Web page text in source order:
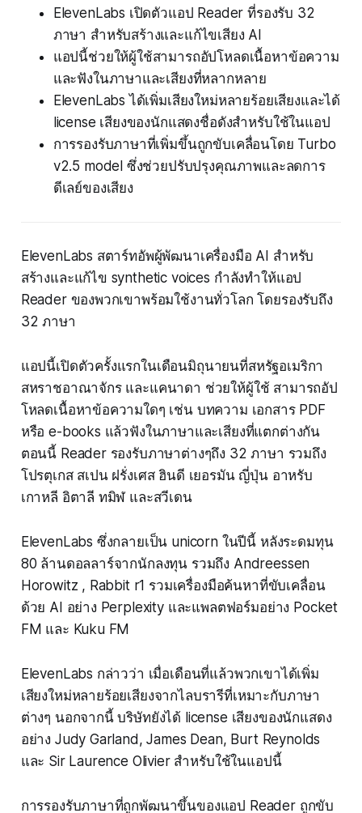
ElevenLabs เปิดตัวแอป Reader ที่รองรับ 32
ภาษา สำหรับสร้างและแก้ไขเสียง AI
แอปนี้ช่วยให้ผู้ใช้สามารถอัปโหลดเนื้อหาข้อความ
และฟังในภาษาและเสียงที่หลากหลาย
ElevenLabs ได้เพิ่มเสียงใหม่หลายร้อยเสียงและได้
license เสียงของนักแสดงชื่อดังสำหรับใช้ในแอป
การรองรับภาษาที่เพิ่มขึ้นถูกขับเคลื่อนโดย Turbo
v2.5 model ซึ่งช่วยปรับปรุงคุณภาพและลดการ
ดีเลย์ของเสียง
ElevenLabs สตาร์ทอัพผู้พัฒนาเครื่องมือ AI สำหรับ
สร้างและแก้ไข synthetic voices กำลังทำให้แอป
Reader ของพวกเขาพร้อมใช้งานทั่วโลก โดยรองรับถึง
32 ภาษา
แอปนี้เปิดตัวครั้งแรกในเดือนมิถุนายนที่สหรัฐอเมริกา
สหราชอาณาจักร และแคนาดา ช่วยให้ผู้ใช้ สามารถอัป
โหลดเนื้อหาข้อความใดๆ เช่น บทความ เอกสาร PDF
หรือ e-books แล้วฟังในภาษาและเสียงที่แตกต่างกัน
ตอนนี้ Reader รองรับภาษาต่างๆถึง 32 ภาษา รวมถึง
โปรตุเกส สเปน ฝรั่งเศส ฮินดี เยอรมัน ญี่ปุ่น อาหรับ
เกาหลี อิตาลี ทมิฬ และสวีเดน
ElevenLabs ซึ่งกลายเป็น unicorn ในปีนี้ หลังระดมทุน
80 ล้านดอลลาร์จากนักลงทุน รวมถึง Andreessen
Horowitz , Rabbit r1 รวมเครื่องมือค้นหาที่ขับเคลื่อน
ด้วย AI อย่าง Perplexity และแพลตฟอร์มอย่าง Pocket
FM และ Kuku FM
ElevenLabs กล่าวว่า เมื่อเดือนที่แล้วพวกเขาได้เพิ่ม
เสียงใหม่หลายร้อยเสียงจากไลบรารีที่เหมาะกับภาษา
ต่างๆ นอกจากนี้ บริษัทยังได้ license เสียงของนักแสดง
อย่าง Judy Garland, James Dean, Burt Reynolds
และ Sir Laurence Olivier สำหรับใช้ในแอปนี้
การรองรับภาษาที่ถูกพัฒนาขึ้นของแอป Reader ถูกขับ